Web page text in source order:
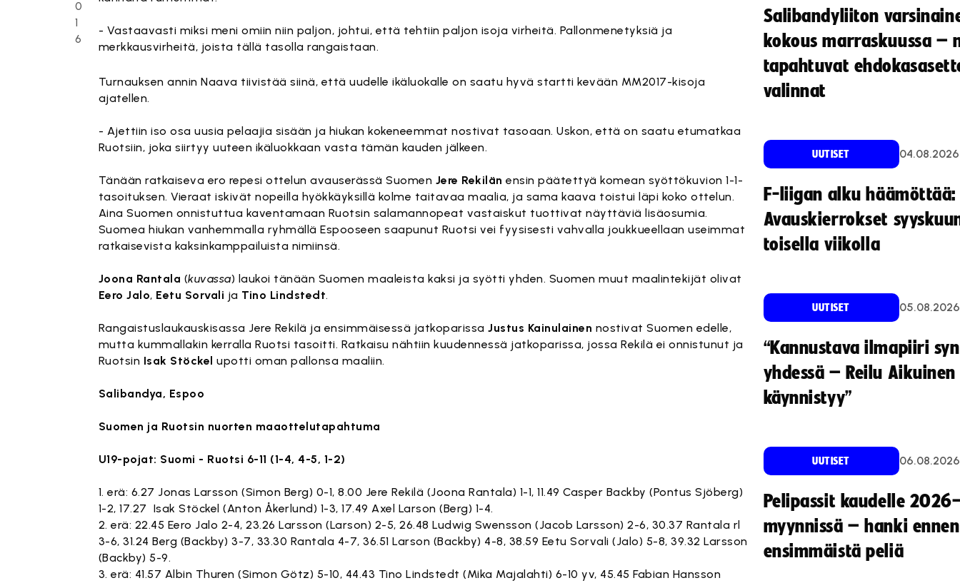
0
1
6
- Vastaavasti miksi meni omiin niin paljon, johtui, että tehtiin paljon isoja virheitä. Pallonmenetyksiä ja
merkkausvirheitä, joista tällä tasolla rangaistaan.
Turnauksen annin Naava tiivistää siinä, että uudelle ikäluokalle on saatu hyvä startti kevään MM2017-kisoja
ajatellen.
- Ajettiin iso osa uusia pelaajia sisään ja hiukan kokeneemmat nostivat tasoaan. Uskon, että on saatu etumatkaa
Ruotsiin, joka siirtyy uuteen ikäluokkaan vasta tämän kauden jälkeen.
Tänään ratkaiseva ero repesi ottelun avauserässä Suomen Jere Rekilän ensin päätettyä komean syöttökuvion 1-1-
tasoituksen. Vieraat iskivät nopeilla hyökkäyksillä kolme taitavaa maalia, ja sama kaava toistui läpi koko ottelun.
Aina Suomen onnistuttua kaventamaan Ruotsin salamannopeat vastaiskut tuottivat näyttäviä lisäosumia.
Suomea hiukan vanhemmalla ryhmällä Espooseen saapunut Ruotsi vei fyysisesti vahvalla joukkueellaan useimmat
ratkaisevista kaksinkamppailuista nimiinsä.
Joona Rantala (kuvassa) laukoi tänään Suomen maaleista kaksi ja syötti yhden. Suomen muut maalintekijät olivat
Eero Jalo, Eetu Sorvali ja Tino Lindstedt.
Rangaistuslaukauskisassa Jere Rekilä ja ensimmäisessä jatkoparissaJustus Kainulainen nostivat Suomen edelle,
mutta kummallakin kerralla Ruotsi tasoitti. Ratkaisu nähtiin kuudennessä jatkoparissa, jossa Rekilä ei onnistunut ja
Ruotsin Isak Stöckel upotti oman pallonsa maaliin.
Salibandya, Espoo
Suomen ja Ruotsin nuorten maaottelutapahtuma
U19-pojat: Suomi - Ruotsi 6-11 (1-4, 4-5, 1-2)
1. erä: 6.27 Jonas Larsson (Simon Berg) 0-1, 8.00 Jere Rekilä (Joona Rantala) 1-1, 11.49 Casper Backby (Pontus Sjöberg)
1-2, 17.27 Isak Stöckel (Anton Åkerlund) 1-3, 17.49 Axel Larson (Berg) 1-4.
2. erä: 22.45 Eero Jalo 2-4, 23.26 Larsson (Larson) 2-5, 26.48 Ludwig Swensson (Jacob Larsson) 2-6, 30.37 Rantala rl
3-6, 31.24 Berg (Backby) 3-7, 33.30 Rantala 4-7, 36.51 Larson (Backby) 4-8, 38.59 Eetu Sorvali (Jalo) 5-8, 39.32 Larsson
(Backby) 5-9.
3. erä: 41.57 Albin Thuren (Simon Götz) 5-10, 44.43 Tino Lindstedt (Mika Majalahti) 6-10 yv, 45.45 Fabian Hansson
Salibandyliiton
kokous marraskuussa –
tapahtuvat
valinnat
UUTISET 04.08.2026
F-liigan alku häämöttää:
Avauskierrokset
toisella viikolla
UUTISET 05.08.2026
“Kannustava ilmapiiri
yhdessä – Reilu
käynnistyy”
UUTISET 06.08.2026
Pelipassit kaudelle
myynnissä – hanki ennen
ensimmäistä peliä